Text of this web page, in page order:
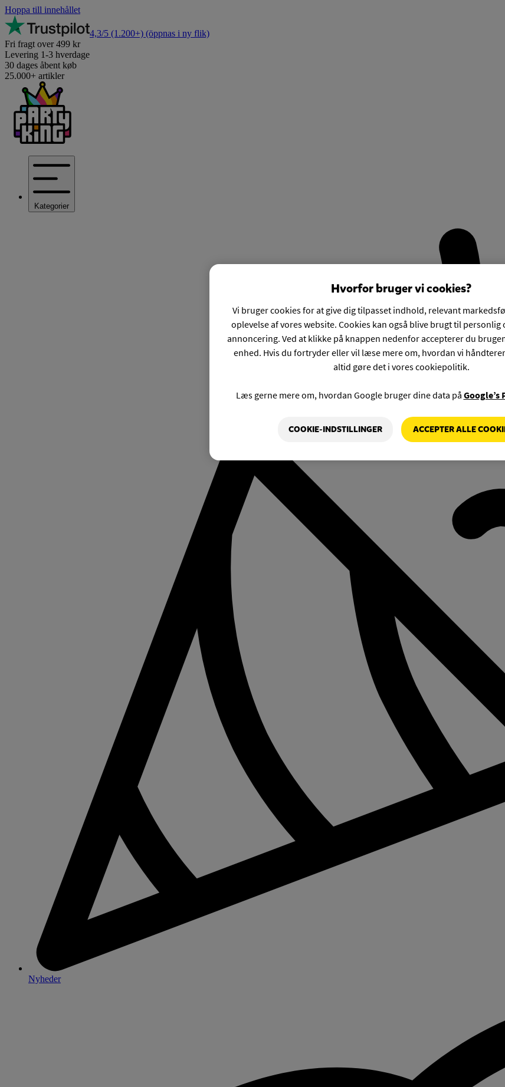
Hoppa till innehållet
4,3/5 (1.200+) (öppnas i ny flik)
Fri fragt over 499 kr
Levering 1-3 hverdage
30 dages åbent køb
25.000+ artikler
Kategorier
Nyheder
Hvorfor bruger vi cookies?
Vi bruger cookies for at give dig tilpasset indhold, relevant
oplevelse af vores website. Cookies kan også blive brugt til
annoncering. Ved at klikke på knappen nedenfor accepterer du
enhed. Hvis du fortryder eller vil læse mere om, hvordan vi
altid gøre det i vores cookiepolitik.
Læs gerne mere om, hvordan Google bruger dine data på Google’s
COOKIE-INDSTILLINGER ACCEPTER ALLE